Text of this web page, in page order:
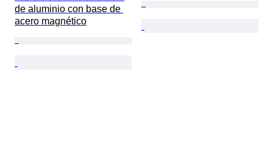
de aluminio con base de
acero magnético